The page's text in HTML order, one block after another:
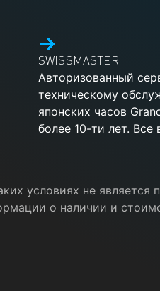
SWISSMASTER
Авторизованный
техническому
японских часов
более 10-ти лет.
условиях не
о наличии и